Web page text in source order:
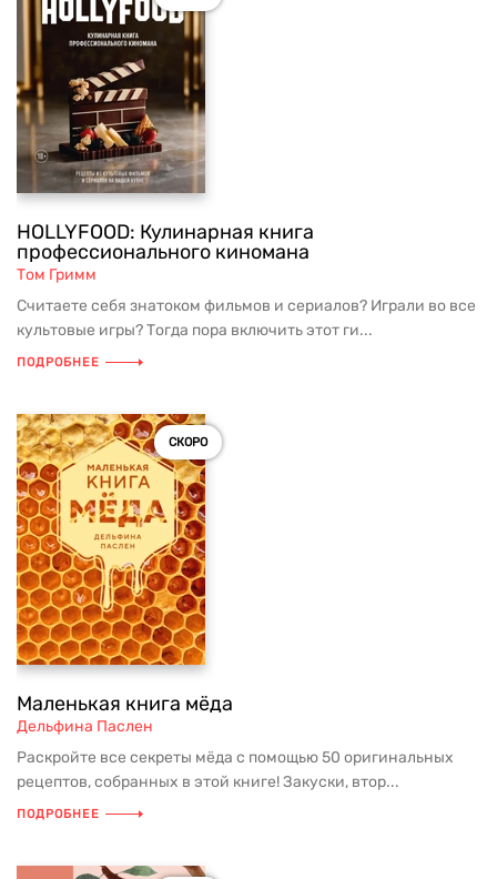
HOLLYFOOD: Кулинарная книга
профессионального киномана
Том Гримм
Считаете себя знатоком фильмов и сериалов? Играли во все
культовые игры? Тогда пора включить этот ги...
ПОДРОБНЕЕ
СКОРО
Маленькая книга мёда
Дельфина Паслен
Раскройте все секреты мёда с помощью 50 оригинальных
рецептов, собранных в этой книге! Закуски, втор...
ПОДРОБНЕЕ